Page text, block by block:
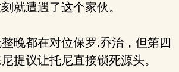
就遭遇了这个家伙。
晚都在对位保罗.乔治，但第四
提议让托尼直接锁死源头。